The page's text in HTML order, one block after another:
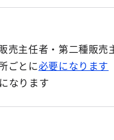
売主任者・第二種販売
ごとに必要になります
なります